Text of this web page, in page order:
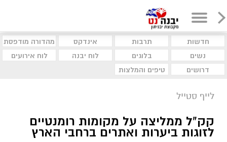
חדשות תרבות אינדקס
מהדורה מודפסת
נשים
בלוגים לוח יבנה
לוח אירועים
דרושים
טיפים והמלצות
לייף סטייל
קק"ל ממליצה על מקומות רומנטיים
לזוגות ביערות ואתרים ברחבי הארץ